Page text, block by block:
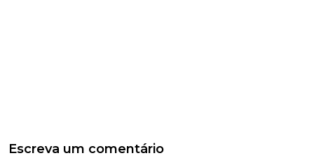
Escreva um comentário